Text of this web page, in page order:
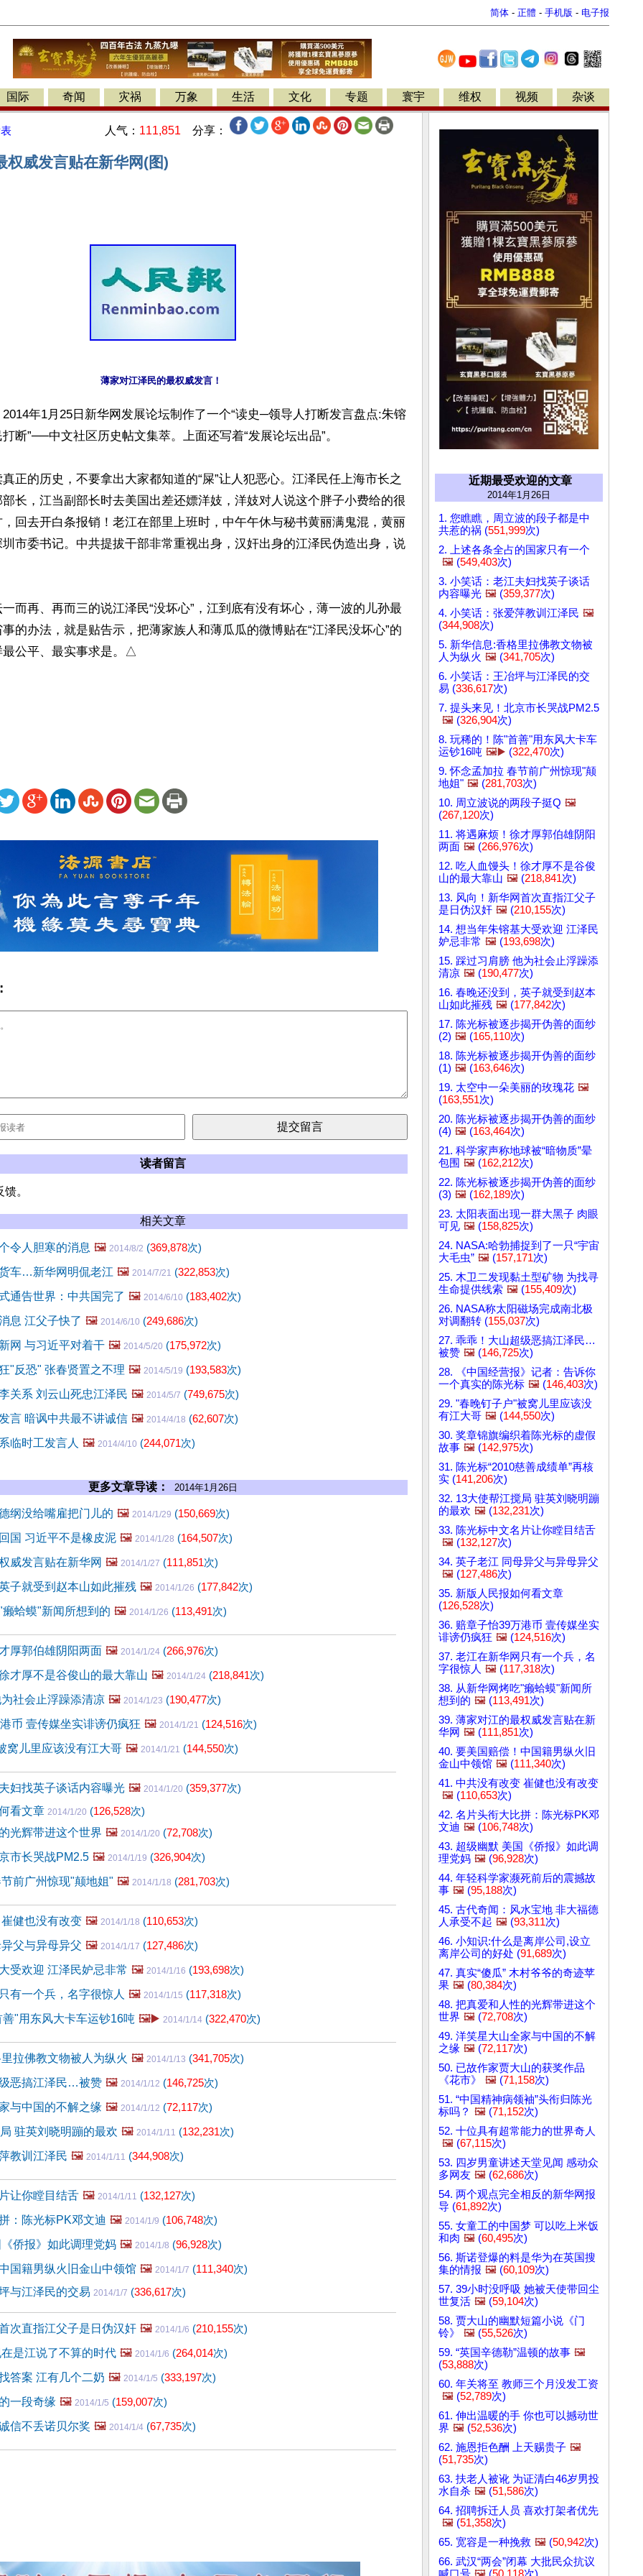
简体 - 正體 - 手机版 - 电子报
国际 奇闻 灾祸 万象 生活 文化 专题 寰宇 维权 视频 杂谈
人气： 111,851 分享：
权威发言贴在新华网(图)
薄家对江泽民的最权威发言！
年1月25日新华网发展论坛制作了一个“读史─领导人打断发言盘点:朱镕
断”──中文社区历史帖文集萃。上面还写着“发展论坛出品”。
正的历史，不要拿出大家都知道的“屎”让人犯恶心。江泽民任上海市长之
长，江当副部长时去美国出差还嫖洋妓，洋妓对人说这个胖子小费给的很
回去开白条报销！老江在部里上班时，中午午休与秘书黄丽满鬼混，黄丽
市委书记。中共提拔干部非常重视出身，汉奸出身的江泽民伪造出身，说
而再、再而三的说江泽民“没坏心”，江到底有没有坏心，薄一波的儿孙最
的办法，就是贴告示，把薄家族人和薄瓜瓜的微博贴在“江泽民没坏心”的
最公平、最实事求是。△
读者留言
。
相关文章
令人胆寒的消息 🖼️ 2014/8/2 (369,878次)
车…新华网明侃老江 🖼️ 2014/7/21 (322,853次)
通告世界：中共国完了 🖼️ 2014/6/10 (183,402次)
息 江父子快了 🖼️ 2014/6/10 (249,686次)
网 与习近平对着干 🖼️ 2014/5/20 (175,972次)
"反恐" 张春贤置之不理 🖼️ 2014/5/19 (193,583次)
关系 刘云山死忠江泽民 🖼️ 2014/5/7 (749,675次)
言 暗讽中共最不讲诚信 🖼️ 2014/4/18 (62,607次)
临时工发言人 🖼️ 2014/4/10 (244,071次)
更多文章导读： 2014年1月26日
纲没给嘴雇把门儿的 🖼️ 2014/1/29 (150,669次)
国 习近平不是橡皮泥 🖼️ 2014/1/28 (164,507次)
威发言贴在新华网 🖼️ 2014/1/27 (111,851次)
子就受到赵本山如此摧残 🖼️ 2014/1/26 (177,842次)
蛤蟆"新闻所想到的 🖼️ 2014/1/26 (113,491次)
厚郭伯雄阴阳两面 🖼️ 2014/1/24 (266,976次)
才厚不是谷俊山的最大靠山 🖼️ 2014/1/24 (218,841次)
社会止浮躁添清凉 🖼️ 2014/1/23 (190,477次)
币 壹传媒坐实诽谤仍疯狂 🖼️ 2014/1/21 (124,516次)
窝儿里应该没有江大哥 🖼️ 2014/1/21 (144,550次)
妇找英子谈话内容曝光 🖼️ 2014/1/20 (359,377次)
看文章 2014/1/20 (126,528次)
光辉带进这个世界 🖼️ 2014/1/20 (72,708次)
市长哭战PM2.5 🖼️ 2014/1/19 (326,904次)
前广州惊现"颠地姐" 🖼️ 2014/1/18 (281,703次)
健也没有改变 🖼️ 2014/1/18 (110,653次)
父与异母异父 🖼️ 2014/1/17 (127,486次)
受欢迎 江泽民妒忌非常 🖼️ 2014/1/16 (193,698次)
有一个兵，名字很惊人 🖼️ 2014/1/15 (117,318次)
"用东风大卡车运钞16吨 🖼️▶️ 2014/1/14 (322,470次)
拉佛教文物被人为纵火 🖼️ 2014/1/13 (341,705次)
恶搞江泽民…被赞 🖼️ 2014/1/12 (146,725次)
与中国的不解之缘 🖼️ 2014/1/12 (72,117次)
驻英刘晓明蹦的最欢 🖼️ 2014/1/11 (132,231次)
教训江泽民 🖼️ 2014/1/11 (344,908次)
让你瞠目结舌 🖼️ 2014/1/11 (132,127次)
：陈光标PK邓文迪 🖼️ 2014/1/9 (106,748次)
侨报》如此调理党妈 🖼️ 2014/1/8 (96,928次)
国籍男纵火旧金山中领馆 🖼️ 2014/1/7 (111,340次)
与江泽民的交易 2014/1/7 (336,617次)
次直指江父子是日伪汉奸 🖼️ 2014/1/6 (210,155次)
是江说了不算的时代 🖼️ 2014/1/6 (264,014次)
答案 江有几个二奶 🖼️ 2014/1/5 (333,197次)
一段奇缘 🖼️ 2014/1/5 (159,007次)
信不丢诺贝尔奖 🖼️ 2014/1/4 (67,735次)
近期最受欢迎的文章
2014年1月26日
1. 您瞧瞧，周立波的段子都是中
共惹的祸 (551,999次)
2. 上述各条全占的国家只有一个
🖼️ (549,403次)
3. 小笑话：老江夫妇找英子谈话
内容曝光 🖼️ (359,377次)
4. 小笑话：张爱萍教训江泽民 🖼️
(344,908次)
5. 新华信息:香格里拉佛教文物被
人为纵火 🖼️ (341,705次)
6. 小笑话：王冶坪与江泽民的交
易 (336,617次)
7. 提头来见！北京市长哭战PM2.5
🖼️ (326,904次)
8. 玩稀的！陈"首善"用东风大卡车
运钞16吨 🖼️▶️ (322,470次)
9. 怀念孟加拉 春节前广州惊现"颠
地姐" 🖼️ (281,703次)
10. 周立波说的两段子挺Q 🖼️
(267,120次)
11. 将遇麻烦！徐才厚郭伯雄阴阳
两面 🖼️ (266,976次)
12. 吃人血馒头！徐才厚不是谷俊
山的最大靠山 🖼️ (218,841次)
13. 风向！新华网首次直指江父子
是日伪汉奸 🖼️ (210,155次)
14. 想当年朱镕基大受欢迎 江泽民
妒忌非常 🖼️ (193,698次)
15. 踩过习肩膀 他为社会止浮躁添
清凉 🖼️ (190,477次)
16. 春晚还没到，英子就受到赵本
山如此摧残 🖼️ (177,842次)
17. 陈光标被逐步揭开伪善的面纱
(2) 🖼️ (165,110次)
18. 陈光标被逐步揭开伪善的面纱
(1) 🖼️ (163,646次)
19. 太空中一朵美丽的玫瑰花 🖼️
(163,551次)
20. 陈光标被逐步揭开伪善的面纱
(4) 🖼️ (163,464次)
21. 科学家声称地球被“暗物质”晕
包围 🖼️ (162,212次)
22. 陈光标被逐步揭开伪善的面纱
(3) 🖼️ (162,189次)
23. 太阳表面出现一群大黑子 肉眼
可见 🖼️ (158,825次)
24. NASA:哈勃捕捉到了一只“宇宙
大毛虫” 🖼️ (157,171次)
25. 木卫二发现黏土型矿物 为找寻
生命提供线索 🖼️ (155,409次)
26. NASA称太阳磁场完成南北极
对调翻转 (155,037次)
27. 乖乖！大山超级恶搞江泽民…
被赞 🖼️ (146,725次)
28. 《中国经营报》记者：告诉你
一个真实的陈光标 🖼️ (146,403次)
29. "春晚钉子户"被窝儿里应该没
有江大哥 🖼️ (144,550次)
30. 奖章锦旗编织着陈光标的虚假
故事 🖼️ (142,975次)
31. 陈光标“2010慈善成绩单”再核
实 (141,206次)
32. 13大使帮江搅局 驻英刘晓明蹦
的最欢 🖼️ (132,231次)
33. 陈光标中文名片让你瞠目结舌
🖼️ (132,127次)
34. 英子老江 同母异父与异母异父
🖼️ (127,486次)
35. 新版人民报如何看文章
(126,528次)
36. 赔章子怡39万港币 壹传媒坐实
诽谤仍疯狂 🖼️ (124,516次)
37. 老江在新华网只有一个兵，名
字很惊人 🖼️ (117,318次)
38. 从新华网烤吃"癞蛤蟆"新闻所
想到的 🖼️ (113,491次)
39. 薄家对江的最权威发言贴在新
华网 🖼️ (111,851次)
40. 要美国赔偿！中国籍男纵火旧
金山中领馆 🖼️ (111,340次)
41. 中共没有改变 崔健也没有改变
🖼️ (110,653次)
42. 名片头衔大比拼：陈光标PK邓
文迪 🖼️ (106,748次)
43. 超级幽默 美国《侨报》如此调
理党妈 🖼️ (96,928次)
44. 年轻科学家濒死前后的震撼故
事 🖼️ (95,188次)
45. 古代奇闻：风水宝地 非大福德
人承受不起 🖼️ (93,311次)
46. 小知识:什么是离岸公司,设立
离岸公司的好处 (91,689次)
47. 真实“傻瓜” 木村爷爷的奇迹苹
果 🖼️ (80,384次)
48. 把真爱和人性的光辉带进这个
世界 🖼️ (72,708次)
49. 洋笑星大山全家与中国的不解
之缘 🖼️ (72,117次)
50. 已故作家贾大山的获奖作品
《花市》
🖼️ (71,158次)
51. “中国精神病领袖”头衔归陈光
标吗？ 🖼️ (71,152次)
52. 十位具有超常能力的世界奇人
🖼️ (67,115次)
53. 四岁男童讲述天堂见闻 感动众
多网友 🖼️ (62,686次)
54. 两个观点完全相反的新华网报
导 (61,892次)
55. 女童工的中国梦 可以吃上米饭
和肉 🖼️ (60,495次)
56. 斯诺登爆的料是华为在英国搜
集的情报 🖼️ (60,109次)
57. 39小时没呼吸 她被天使带回尘
世复活 🖼️ (59,104次)
58. 贾大山的幽默短篇小说《门
铃》
🖼️ (55,526次)
59. “英国辛德勒”温顿的故事 🖼️
(53,888次)
60. 年关将至 教师三个月没发工资
🖼️ (52,789次)
61. 伸出温暖的手 你也可以撼动世
界 🖼️ (52,536次)
62. 施恩拒色酬 上天赐贵子 🖼️
(51,735次)
63. 扶老人被讹 为证清白46岁男投
水自杀 🖼️ (51,586次)
64. 招聘拆迁人员 喜欢打架者优先
🖼️ (51,358次)
65. 宽容是一种挽救 🖼️ (50,942次)
66. 武汉“两会”闭幕 大批民众抗议
喊口号 🖼️ (50,118次)